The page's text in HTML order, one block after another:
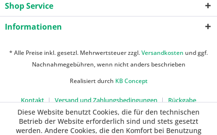
Shop Service
Informationen
* Alle Preise inkl. gesetzl. Mehrwertsteuer zzgl.Versandkosten und ggf.
Nachnahmegebühren, wenn nicht anders beschrieben
Realisiert durch KB Concept
Kontakt Versand und Zahlungsbedingungen Rückgabe
Diese Website benutzt Cookies, die für den technischen
Betrieb der Website erforderlich sind und stets gesetzt
werden. Andere Cookies, die den Komfort bei Benutzung